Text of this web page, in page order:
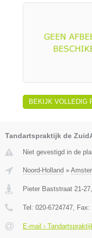
BEKIJK VOLLEDIG
Tandartspraktijk de
Niet gevestigd in de
Noord-Holland »
Pieter Baststraat 21-27
Tel: 020-6724747 , Fax:
E-mail ›